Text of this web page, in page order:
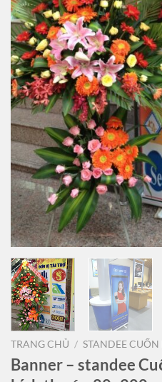
TRANG CHỦ / STANDEE
Banner – standee